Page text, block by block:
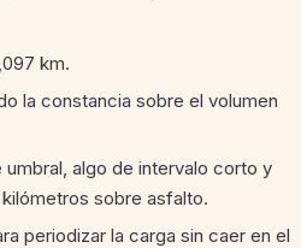
km.
la constancia sobre el volumen
algo de intervalo corto y
sobre asfalto.
periodizar la carga sin caer en el